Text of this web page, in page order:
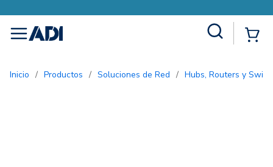
menu
Inicio / Productos / Soluciones de Red / Hubs, Routers y